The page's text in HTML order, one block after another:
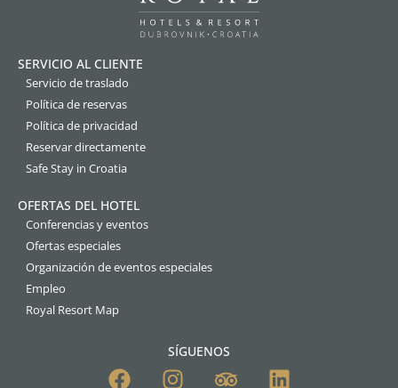
SERVICIO AL CLIENTE
Servicio de traslado
Política de reservas
Política de privacidad
Reservar directamente
Safe Stay in Croatia
OFERTAS DEL HOTEL
Conferencias y eventos
Ofertas especiales
Organización de eventos especiales
Empleo
Royal Resort Map
SÍGUENOS